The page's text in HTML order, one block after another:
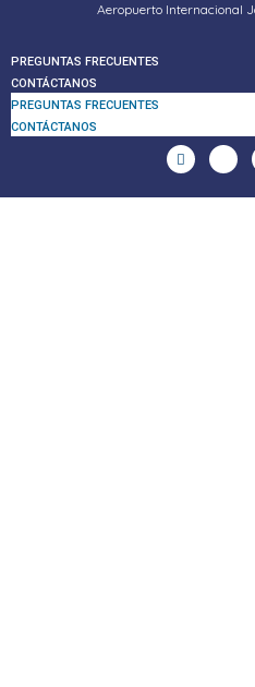
Aeropuerto Internacional
PREGUNTAS FRECUENTES
CONTÁCTANOS
PREGUNTAS FRECUENTES
CONTÁCTANOS